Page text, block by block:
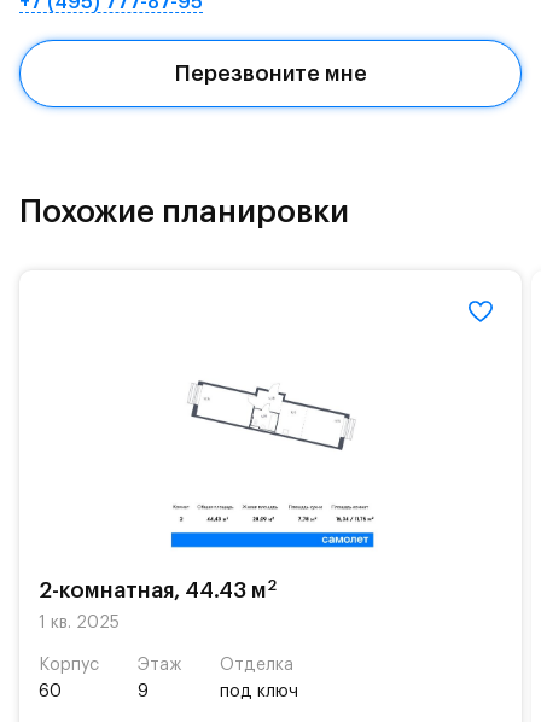
Красногорское и Рублево-Успенское шоссе.
Поблизости расположено новое наземное метро
МЦД «Одинцово».
Территория леса доступна для пеших и
Расположение позволяет вести здоровый образ
жизни и регулярно заниматься спортом, как на
свежем воздухе, так и в спортзале. Для комфортной
На территории квартала возведут детский сад и
школу. Также для наиболее одарённых детей есть
«Жуковка».
парковки.
Перезвоните мне
Похожие планировки
2-комнатная, 44.43 м2
1 кв. 2025
Корпус
60
Этаж
9
Отделка
под ключ